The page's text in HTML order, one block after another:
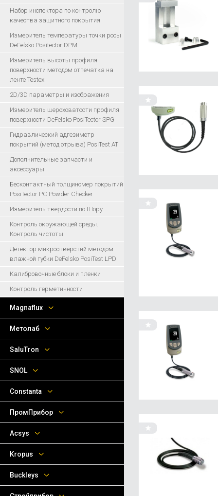
Набор инспектора по контролю
качества защитного покрытия
Измеритель температуры точки росы
DeFelsko Positector DPM
Измеритель высоты профиля
поверхности методом отпечатка на
ленте Testex
2D/3D параметры и изображения
Измеритель шероховатости профиля
поверхности DeFelsko PosiTector SPG
Гидравлический адгезиметр
покрытий (метод отрыва) PosiTest AT
Дополнительные запчасти и
аксессуары
Бесконтактный толщиномер покрытий
PosiTector PC Powder Checker
Измеритель твердости по Шору
Контроль окружающей среды.
Контроль чистоты
Детектор микроотверстий методом
влажной губки DeFelsko PosiTest LPD
Калибровочные блоки и пленки
Контроль герметичности
Magnaflux
Метолаб
SaluTron
SNOL
Сonstanta
ПромПрибор
Acsys
Kropus
Buckleys